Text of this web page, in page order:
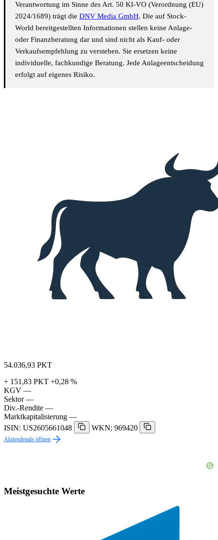
Verantwortung im Sinne des Art. 50 KI-VO (Verordnung (EU)
2024/1689) trägt die DNV Media GmbH. Die auf Stock-
World bereitgestellten Informationen stellen keine Anlage-
oder Finanzberatung dar und sind nicht als Kauf- oder
Verkaufsempfehlung zu verstehen. Sie ersetzen keine
individuelle, fachkundige Beratung. Jede Anlageentscheidung
erfolgt auf eigenes Risiko.
54.036,93 PKT
+ 151,83 PKT +0,28 %
KGV —
Sektor —
Div.-Rendite —
Marktkapitalisierung —
ISIN: US2605661048
WKN: 969420
Aktiendetails öffnen
Meistgesuchte Werte